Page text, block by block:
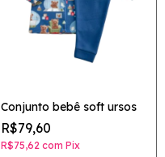
Conjunto bebê soft ursos
R$79,60
R$75,62 com Pix